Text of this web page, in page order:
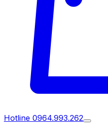
Hotline 0964.993.262